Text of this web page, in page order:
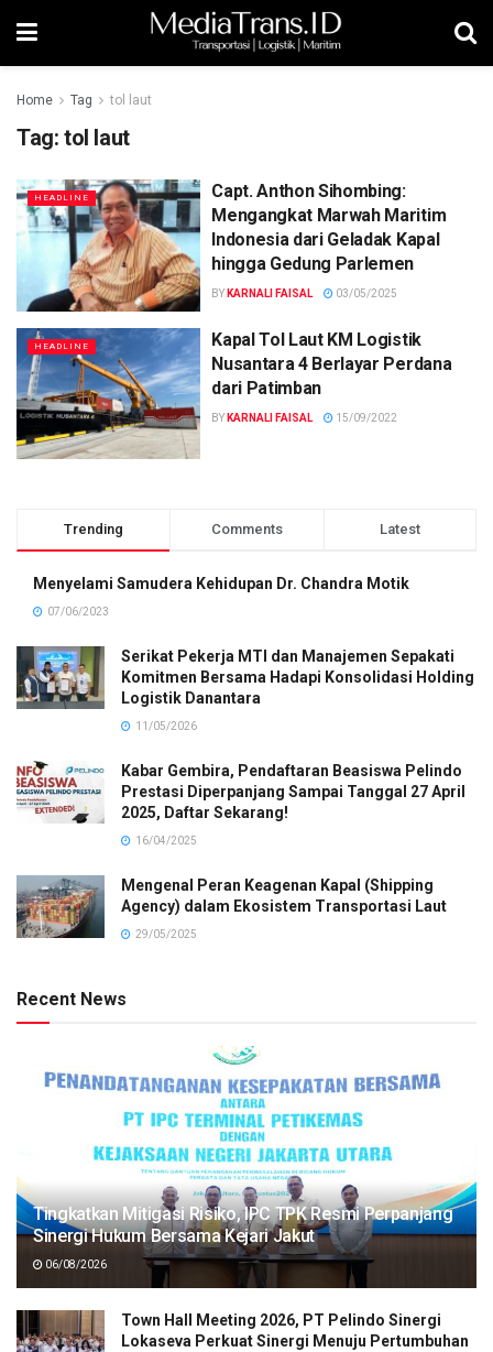
Home Tag tol laut
Tag: tol laut
HEADLINE
Capt. Anthon Sihombing:
Mengangkat Marwah Maritim
Indonesia dari Geladak Kapal
hingga Gedung Parlemen
BY KARNALI FAISAL 03/05/2025
HEADLINE
Kapal Tol Laut KM Logistik
Nusantara 4 Berlayar Perdana
dari Patimban
BY KARNALI FAISAL 15/09/2022
Trending Comments Latest
Menyelami Samudera Kehidupan Dr. Chandra Motik
07/06/2023
Serikat Pekerja MTI dan Manajemen Sepakati
Komitmen Bersama Hadapi Konsolidasi Holding
Logistik Danantara
11/05/2026
Kabar Gembira, Pendaftaran Beasiswa Pelindo
Prestasi Diperpanjang Sampai Tanggal 27 April
2025, Daftar Sekarang!
16/04/2025
Mengenal Peran Keagenan Kapal (Shipping
Agency) dalam Ekosistem Transportasi Laut
29/05/2025
Recent News
Tingkatkan Mitigasi Risiko, IPC TPK Resmi Perpanjang
Sinergi Hukum Bersama Kejari Jakut
06/08/2026
Town Hall Meeting 2026, PT Pelindo Sinergi
Lokaseva Perkuat Sinergi Menuju Pertumbuhan